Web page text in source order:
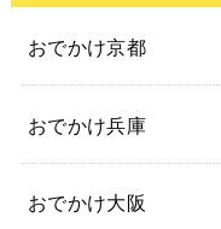
おでかけ京都
おでかけ兵庫
おでかけ大阪